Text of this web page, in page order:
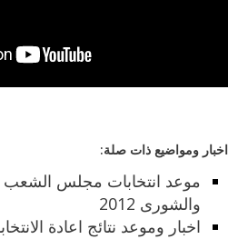
اخبار ومواضيع ذات صلة:
والشورى 2012
اخبار وموعد نتائج اعادة